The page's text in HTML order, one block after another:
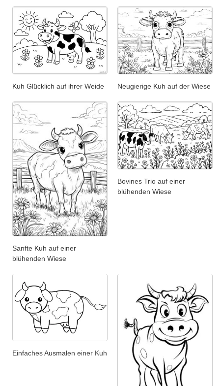
Kuh Glücklich auf ihrer Weide Neugierige Kuh auf der Wiese
Sanfte Kuh auf einer
blühenden Wiese
Bovines Trio auf einer
blühenden Wiese
Einfaches Ausmalen einer Kuh